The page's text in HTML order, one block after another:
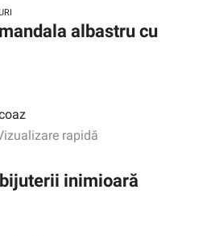
albastru cu
rapidă
inimioară